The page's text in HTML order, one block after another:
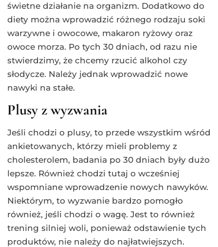
świetne działanie na organizm. Dodatkowo do
diety można wprowadzić różnego rodzaju soki
warzywne i owocowe, makaron ryżowy oraz
owoce morza. Po tych 30 dniach, od razu nie
stwierdzimy, że chcemy rzucić alkohol czy
słodycze. Należy jednak wprowadzić nowe
nawyki na stałe.
Plusy z wyzwania
Jeśli chodzi o plusy, to przede wszystkim wśród
ankietowanych, którzy mieli problemy z
cholesterolem, badania po 30 dniach były dużo
lepsze. Również chodzi tutaj o wcześniej
wspomniane wprowadzenie nowych nawyków.
Niektórym, to wyzwanie bardzo pomogło
również, jeśli chodzi o wagę. Jest to również
trening silniej woli, ponieważ odstawienie tych
produktów, nie należy do najłatwiejszych.